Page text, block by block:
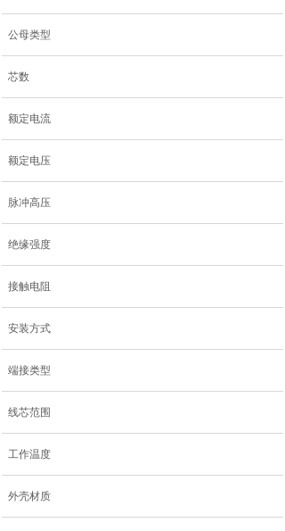
公母类型
芯数
额定电流
额定电压
脉冲高压
绝缘强度
接触电阻
安装方式
端接类型
线芯范围
工作温度
外壳材质